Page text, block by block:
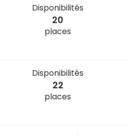
Disponibilités
20
places
Disponibilités
22
places